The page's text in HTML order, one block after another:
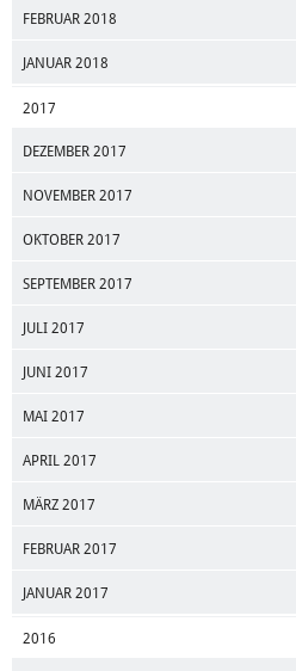
FEBRUAR 2018
JANUAR 2018
2017
DEZEMBER 2017
NOVEMBER 2017
OKTOBER 2017
SEPTEMBER 2017
JULI 2017
JUNI 2017
MAI 2017
APRIL 2017
MÄRZ 2017
FEBRUAR 2017
JANUAR 2017
2016